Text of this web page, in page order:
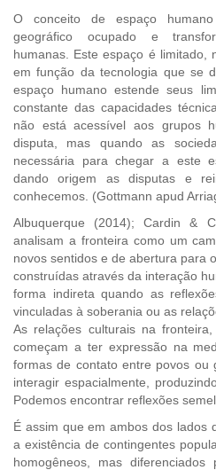
O conceito de espaço
geográfico ocupado e
humanas. Este espaço é limitado,
em função da tecnologia que se
espaço humano estende seus
constante das capacidades
não está acessível aos grupos
disputa, mas quando as
necessária para chegar a este
dando origem as disputas e
conhecemos. (Gottmann apud
Albuquerque (2014); Cardin &
analisam a fronteira como um
novos sentidos e de abertura para
construídas através da interação
forma indireta quando as
vinculadas à soberania ou as
As relações culturais na
começam a ter expressão na
formas de contato entre povos ou
interagir espacialmente,
Podemos encontrar reflexões
É assim que em ambos dos lados
a existência de contingentes
homogêneos, mas